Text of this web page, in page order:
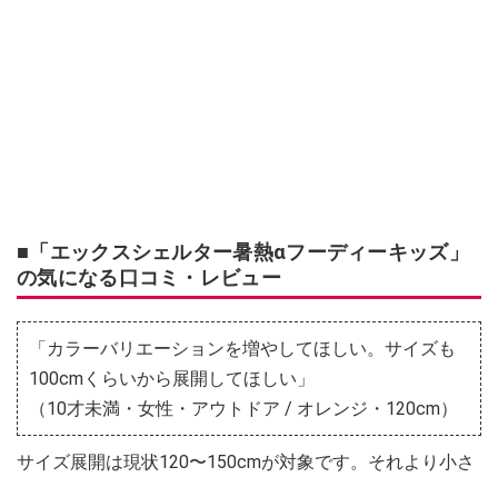
■「エックスシェルター暑熱αフーディーキッズ」
の気になる口コミ・レビュー
「カラーバリエーションを増やしてほしい。サイズも
100cmくらいから展開してほしい」
（10才未満・女性・アウトドア / オレンジ・120cm）
サイズ展開は現状120〜150cmが対象です。それより小さ